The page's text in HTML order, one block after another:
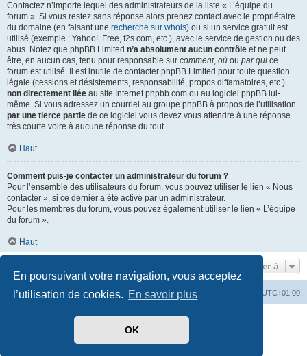
En poursuivant votre navigation, vous acceptez
l’utilisation de cookies. En savoir plus
OK
Contactez n’importe lequel des administrateurs de la liste « L’équipe du
forum ». Si vous restez sans réponse alors prenez contact avec le propriétaire
du domaine (en faisant une recherche sur whois) ou si un service gratuit est
utilisé (exemple : Yahoo!, Free, f2s.com, etc.), avec le service de gestion ou des
abus. Notez que phpBB Limited n’a absolument aucun contrôle et ne peut
être, en aucun cas, tenu pour responsable sur comment, où ou par qui ce
forum est utilisé. Il est inutile de contacter phpBB Limited pour toute question
légale (cessions et désistements, responsabilité, propos diffamatoires, etc.)
non directement liée au site Internet phpbb.com ou au logiciel phpBB lui-
même. Si vous adressez un courriel au groupe phpBB à propos de l’utilisation
par une tierce partie de ce logiciel vous devez vous attendre à une réponse
très courte voire à aucune réponse du tout.
Haut
Comment puis-je contacter un administrateur du forum ?
Pour l’ensemble des utilisateurs du forum, vous pouvez utiliser le lien « Nous
contacter », si ce dernier a été activé par un administrateur.
Pour les membres du forum, vous pouvez également utiliser le lien « L’équipe
du forum ».
Haut
Aller à
Index du forum UTC+01:00
Développé parphpBB® Forum Software © phpBB Limited
Traduit par
Side-car club Français